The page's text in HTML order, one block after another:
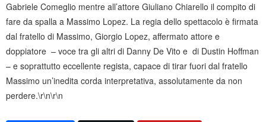
Gabriele Comeglio mentre all’attore Giuliano Chiarello il compito di
fare da spalla a Massimo Lopez. La regia dello spettacolo è firmata
dal fratello di Massimo, Giorgio Lopez, affermato attore e
doppiatore – voce tra gli altri di Danny De Vito e di Dustin Hoffman
– e soprattutto eccellente regista, capace di tirar fuori dal fratello
Massimo un’inedita corda interpretativa, assolutamente da non
perdere.\r\n\r\n